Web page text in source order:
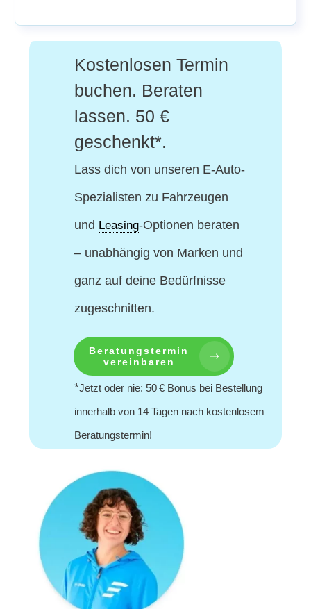
Kostenlosen Termin
buchen. Beraten
lassen. 50 €
geschenkt*.
Lass dich von unseren E-Auto-
Spezialisten zu Fahrzeugen
und Leasing-Optionen beraten
– unabhängig von Marken und
ganz auf deine Bedürfnisse
zugeschnitten.
Beratungstermin
vereinbaren
*Jetzt oder nie: 50 € Bonus bei Bestellung
innerhalb von 14 Tagen nach kostenlosem
Beratungstermin!